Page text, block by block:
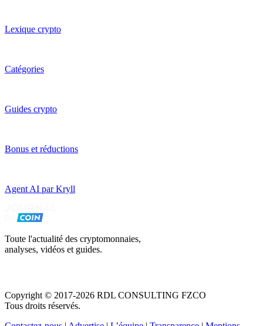
Lexique crypto
Catégories
Guides crypto
Bonus et réductions
Agent AI par Kryll
Toute l'actualité des cryptomonnaies,
analyses, vidéos et guides.
Copyright © 2017-2026 RDL CONSULTING FZCO
Tous droits réservés.